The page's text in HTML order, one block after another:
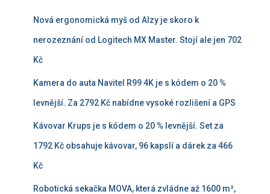
Nová ergonomická myš od Alzy je skoro k
nerozeznání od Logitech MX Master. Stojí ale jen 702
Kč
Kamera do auta Navitel R99 4K je s kódem o 20 %
levnější. Za 2792 Kč nabídne vysoké rozlišení a GPS
Kávovar Krups je s kódem o 20 % levnější. Set za
1792 Kč obsahuje kávovar, 96 kapslí a dárek za 466
Kč
Robotická sekačka MOVA, která zvládne až 1600 m²,